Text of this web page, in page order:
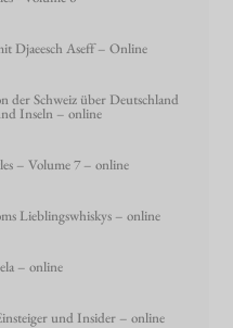
Djaeesch Aseff – Online
der Schweiz über Deutschland
Inseln – online
– Volume 7 – online
Lieblingswhiskys – online
– online
und Insider – online